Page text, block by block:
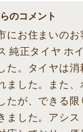
のコメント
にお住まいのお
純正タイヤ ホ
た。タイヤは消
ました。また、
たが、できる限
ました。アシス